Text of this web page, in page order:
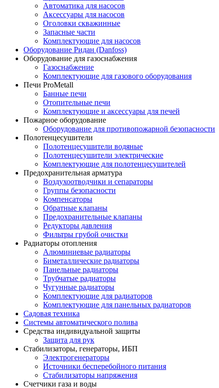
Автоматика для насосов
Аксессуары для насосов
Оголовки скважинные
Запасные части
Комплектующие для насосов
Оборудование Ридан (Danfoss)
Оборудование для газоснабжения
Газоснабжение
Комплектующие для газового оборудования
Печи ProMetall
Банные печи
Отопительные печи
Комплектующие и аксессуары для печей
Пожарное оборудование
Оборудование для противопожарной безопасности
Полотенцесушители
Полотенцесушители водяные
Полотенцесушители электрические
Комплектующие для полотенцесушителей
Предохранительная арматура
Воздухоотводчики и сепараторы
Группы безопасности
Компенсаторы
Обратные клапаны
Предохранительные клапаны
Редукторы давления
Фильтры грубой очистки
Радиаторы отопления
Алюминиевые радиаторы
Биметаллические радиаторы
Панельные радиаторы
Трубчатые радиаторы
Чугунные радиаторы
Комплектующие для радиаторов
Комплектующие для панельных радиаторов
Садовая техника
Системы автоматического полива
Средства индивидуальной защиты
Защита для рук
Стабилизаторы, генераторы, ИБП
Электрогенераторы
Источники бесперебойного питания
Стабилизаторы напряжения
Счетчики газа и воды